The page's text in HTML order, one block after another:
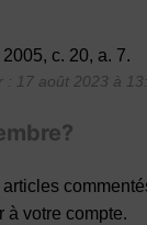
c. 20, a. 7.
: 17 août 2023 à
à votre compte.